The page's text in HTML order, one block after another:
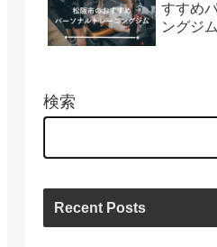
すすめ
ングジム
検索
Recent Posts